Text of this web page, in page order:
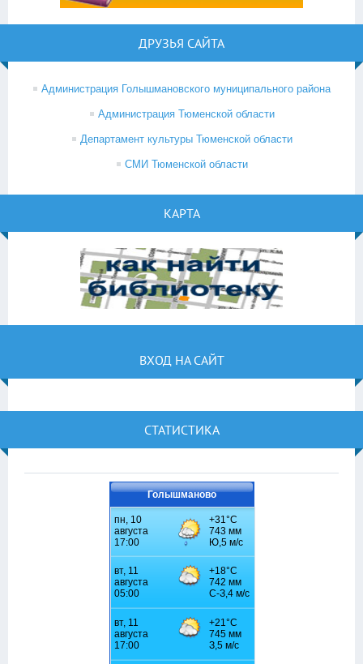
ДРУЗЬЯ САЙТА
Администрация Голышмановского муниципального района
Администрация Тюменской области
Департамент культуры Тюменской области
СМИ Тюменской области
КАРТА
ВХОД НА САЙТ
СТАТИСТИКА
Голышманово